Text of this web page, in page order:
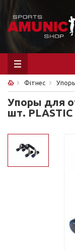
Фітнес
Упоры для
шт. PLASTIC